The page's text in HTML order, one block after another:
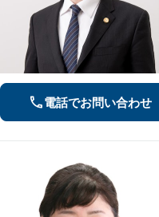
電話でお問い合わせ